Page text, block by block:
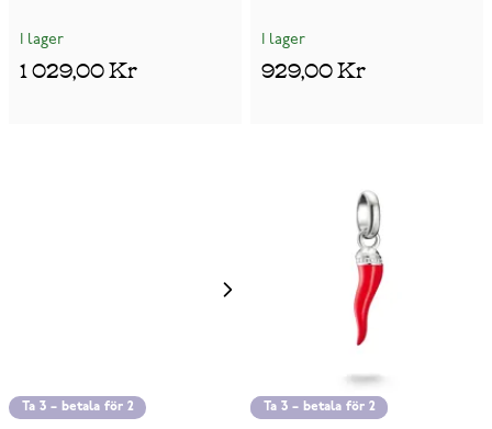
I lager
1 029,00 Kr
I lager
929,00 Kr
Ta 3 – betala för 2 Ta 3 – betala för 2
Ta 3 – betala för 2